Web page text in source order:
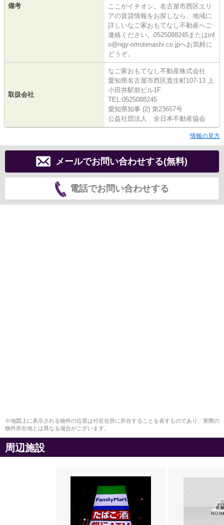
備考
ここがイチオシ。名古屋市西区エリ
アの賃貸情報をお探しなら、地域に
詳しいなご家おもてなし不動産へご
連絡ください。0525088245またはinf
o@ngy-omotenashi.co.jpへお気軽に
どうぞ。
取扱会社
なご家おもてなし不動産株式会社
愛知県名古屋市西区貴生町107-13 上
小田井駅前ビル1F
TEL:0525088245
愛知県知事 (2) 第23657号
公益社団法人 全日本不動産協会
情報の見方
メールでお問い合わせする(無料)
電話でお問い合わせする
※地図上に表示される物件の位置は付近住所に所在することを表すものであり、実際の
物件所在地とは異なる場合がございます。
周辺施設